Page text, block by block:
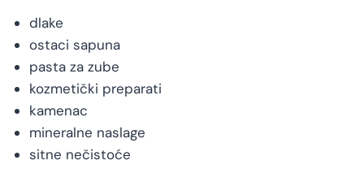
dlake
ostaci sapuna
pasta za zube
kozmetički preparati
kamenac
mineralne naslage
sitne nečistoće